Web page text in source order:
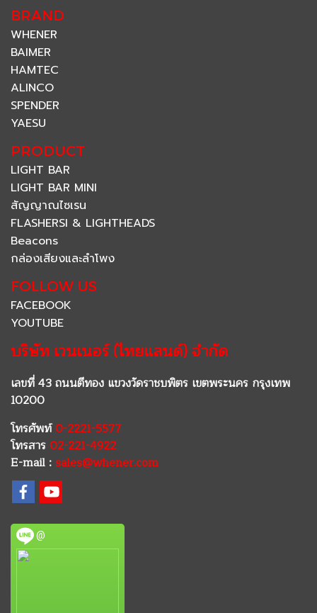
BRAND
WHENER
BAIMER
HAMTEC
ALINCO
SPENDER
YAESU
PRODUCT
LIGHT BAR
LIGHT BAR MINI
สัญญาณไซเรน
FLASHERSI & LIGHTHEADS
Beacons
กล่องเสียงและลำโพง
FOLLOW US
FACEBOOK
YOUTUBE
บริษัท เวนเนอร์ (ไทยแลนด์) จำกัด
เลขที่ 43 ถนนตีทอง แขวงวัดราชบพิตร เขตพระนคร กรุงเทพ
10200
โทรศัพท์0-2221-5577
โทรสาร02-221-4922
E-mail :sales@whener.com
@